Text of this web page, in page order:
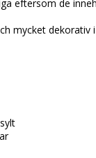
eftersom de
mycket